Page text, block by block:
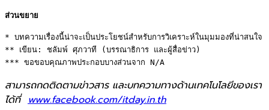
ส่วนขยาย
* บทความเรื่องนี้น่าจะเป็นประโยชน์สำหรับการวิเคราะห์ในมุมมองที่น่าสนใจ
** เขียน: ชลัมพ์ ศุภวาที (บรรณาธิการ และผู้สื่อข่าว)
*** ขอขอบคุณภาพประกอบบางส่วนจาก N/A
สามารถกดติดตามข่าวสาร และบทความทางด้านเทคโนโลยีของเรา
ได้ที่ www.facebook.com/itday.in.th